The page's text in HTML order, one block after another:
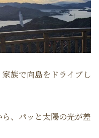
族で向島をドライブし
、パッと太陽の光が差